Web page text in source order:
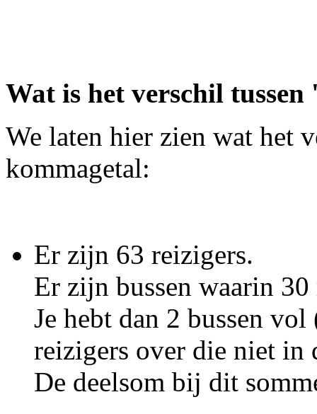
Wat is het verschil
We laten hier zien wat het
kommagetal:
Er zijn 63 reizigers.
Er zijn bussen waarin 30
Je hebt dan 2 bussen
reizigers over die niet in
De deelsom bij dit